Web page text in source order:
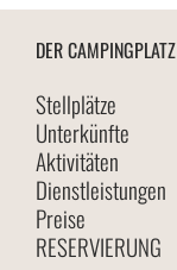
DER CAMPINGPLATZ
Stellplätze
Unterkünfte
Aktivitäten
Dienstleistungen
Preise
RESERVIERUNG